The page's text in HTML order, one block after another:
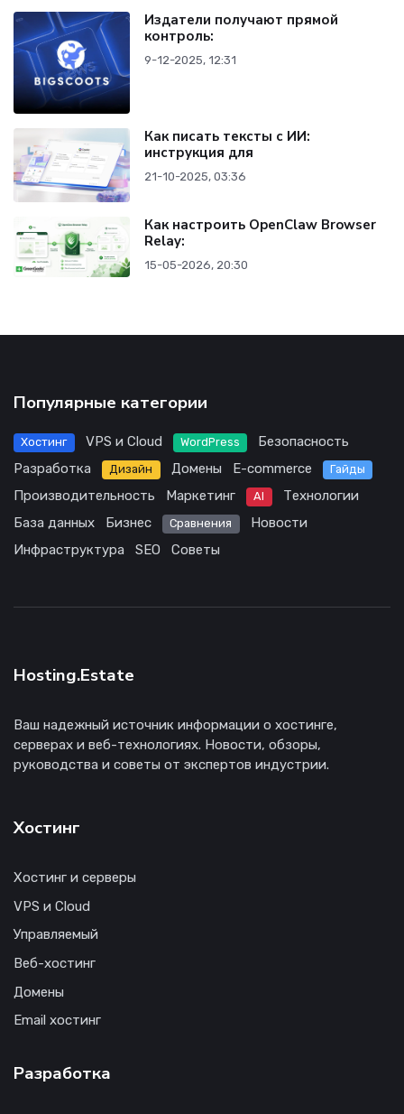
Издатели получают прямой
контроль:
9-12-2025, 12:31
Как писать тексты с ИИ:
инструкция для
21-10-2025, 03:36
Как настроить OpenClaw Browser
Relay:
15-05-2026, 20:30
Популярные категории
Хостинг VPS и Cloud WordPress
Безопасность
Разработка
Дизайн Домены E-commerce Гайды
Производительность Маркетинг AI
Технологии
База данных
Бизнес Сравнения
Новости
Инфраструктура
SEO Советы
Hosting.Estate
Ваш надежный источник информации о хостинге,
серверах и веб-технологиях. Новости, обзоры,
руководства и советы от экспертов индустрии.
Хостинг
Хостинг и серверы
VPS и Cloud
Управляемый
Веб-хостинг
Домены
Email хостинг
Разработка